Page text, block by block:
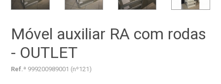
Móvel auxiliar RA com rodas
- OUTLET
Ref.ª 999200989001 (nº121)